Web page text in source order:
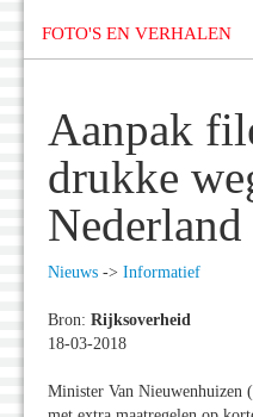
FOTO'S EN VERHALEN
Aanpak
drukke
Nederland
Nieuws -> Informatief
Bron: Rijksoverheid
18-03-2018
Minister Van Nieuwenhuizen